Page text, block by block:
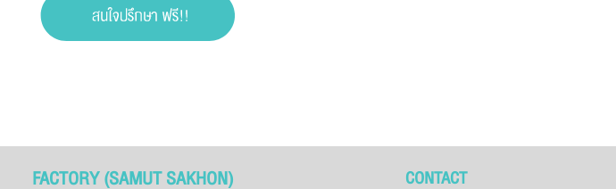
FACTORY (SAMUT SAKHON) CONTACT